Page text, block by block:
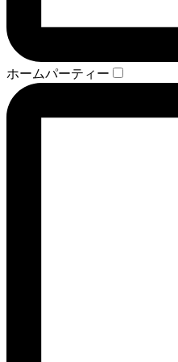
ホームパーティー